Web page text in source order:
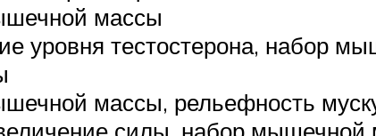
массы
уровня тестостерона, набор
массы, рельефность
силы, набор